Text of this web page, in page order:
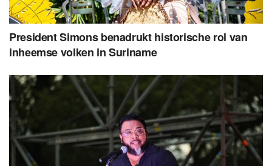
President Simons benadrukt historische rol van
inheemse volken in Suriname